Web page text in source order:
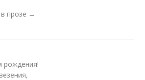
прозе →
рождения!